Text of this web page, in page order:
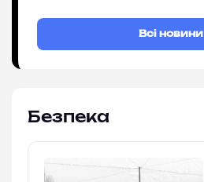
Всі новини
Безпека